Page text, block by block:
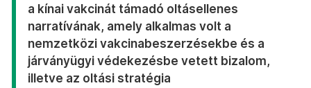
a kínai vakcinát támadó oltásellenes
narratívának, amely alkalmas volt a
nemzetközi vakcinabeszerzésekbe és a
járványügyi védekezésbe vetett bizalom,
illetve az oltási stratégia